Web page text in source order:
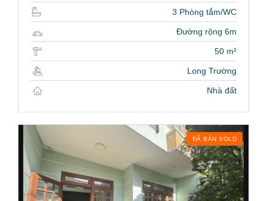
3 Phòng tắm/WC
Đường rộng 6m
50 m²
Long Trường
Nhà đất
ĐÃ BÁN SOLD